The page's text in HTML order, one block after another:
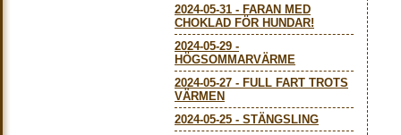
2024-05-31 - FARAN MED
CHOKLAD FÖR HUNDAR!
2024-05-29 -
HÖGSOMMARVÄRME
2024-05-27 - FULL FART TROTS
VÄRMEN
2024-05-25 - STÄNGSLING